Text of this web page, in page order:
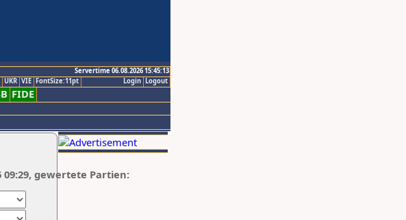
Servertime 06.08.2026 15:45:13
Logout
Login
UKR VIE FontSize:11pt
FIDE
09:29, gewertete Partien: